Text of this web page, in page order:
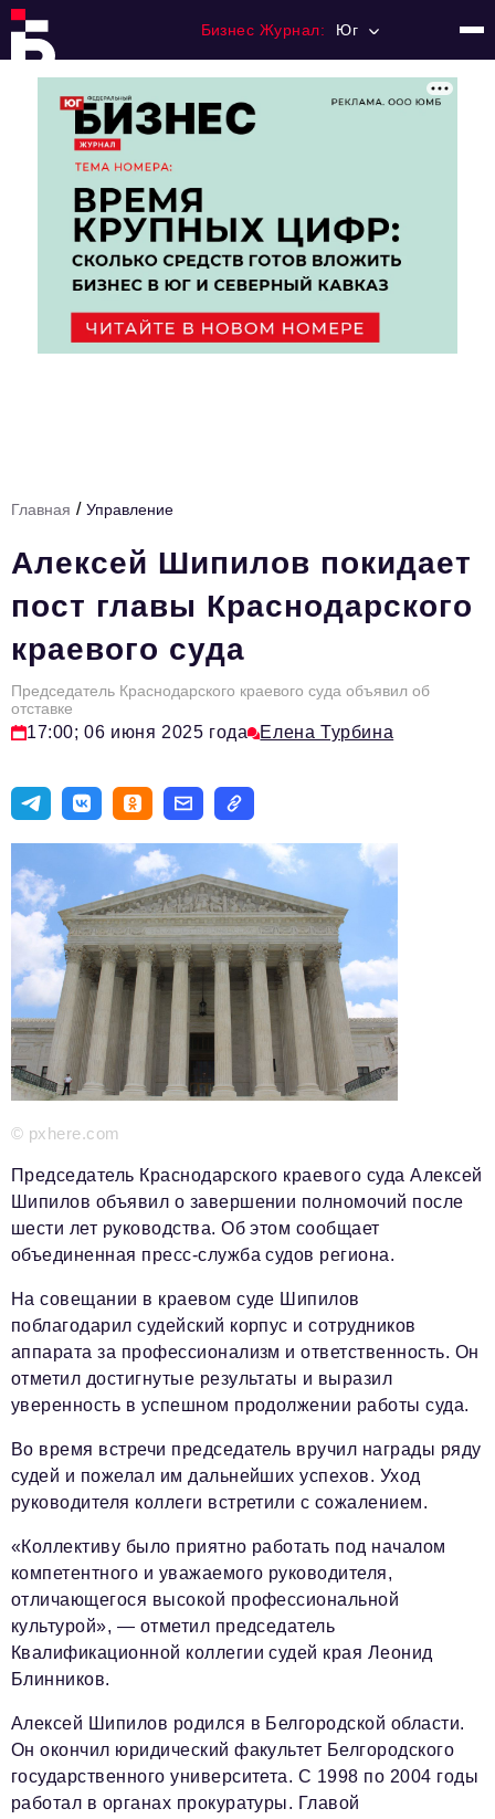
Бизнес Журнал: Юг
Франчайзинг
Номера журнала
Категории:
Финансы
Стиль жизни
Цитаты
Аналитика
Главное
Интервью
Сделано в России
Точки роста
Персона
Инвестиции
Управление
Красота и здоровье
Энергетика
Технологии
Политика
Общество
Транспорт
Ритейл
Телеком
Социальная сфера
Образование
Новости компании
Фоторепортажи
Видео
Телефон редакции: +7 495 727-01-67
Главная / Управление
Алексей Шипилов покидает
пост главы Краснодарского
краевого суда
Председатель Краснодарского краевого суда объявил об
отставке
17:00; 06 июня 2025 года Елена Турбина
© pxhere.com
Председатель Краснодарского краевого суда Алексей
Шипилов объявил о завершении полномочий после
шести лет руководства. Об этом сообщает
объединенная пресс-служба судов региона.
На совещании в краевом суде Шипилов
поблагодарил судейский корпус и сотрудников
аппарата за профессионализм и ответственность. Он
отметил достигнутые результаты и выразил
уверенность в успешном продолжении работы суда.
Во время встречи председатель вручил награды ряду
судей и пожелал им дальнейших успехов. Уход
руководителя коллеги встретили с сожалением.
«Коллективу было приятно работать под началом
компетентного и уважаемого руководителя,
отличающегося высокой профессиональной
культурой», — отметил председатель
Квалификационной коллегии судей края Леонид
Блинников.
Алексей Шипилов родился в Белгородской области.
Он окончил юридический факультет Белгородского
государственного университета. С 1998 по 2004 годы
работал в органах прокуратуры. Главой